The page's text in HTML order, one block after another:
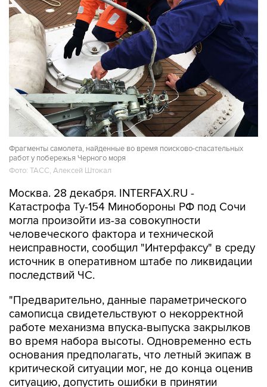
Фрагменты самолета, найденные во время поисково-спасательных
работ у побережья Черного моря
Фото: ТАСС, Алексей Штокал
Москва. 28 декабря. INTERFAX.RU -
Катастрофа Ту-154 Минобороны РФ под Сочи
могла произойти из-за совокупности
человеческого фактора и технической
неисправности, сообщил "Интерфаксу" в среду
источник в оперативном штабе по ликвидации
последствий ЧС.
"Предварительно, данные параметрического
самописца свидетельствуют о некорректной
работе механизма впуска-выпуска закрылков
во время набора высоты. Одновременно есть
основания предполагать, что летный экипаж в
критической ситуации мог, не до конца оценив
ситуацию, допустить ошибки в принятии